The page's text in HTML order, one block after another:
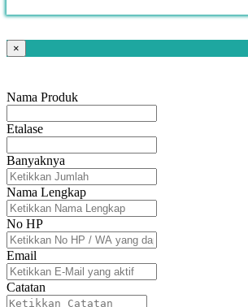
×
Nama Produk
Etalase
Banyaknya
Nama Lengkap
No HP
Email
Catatan